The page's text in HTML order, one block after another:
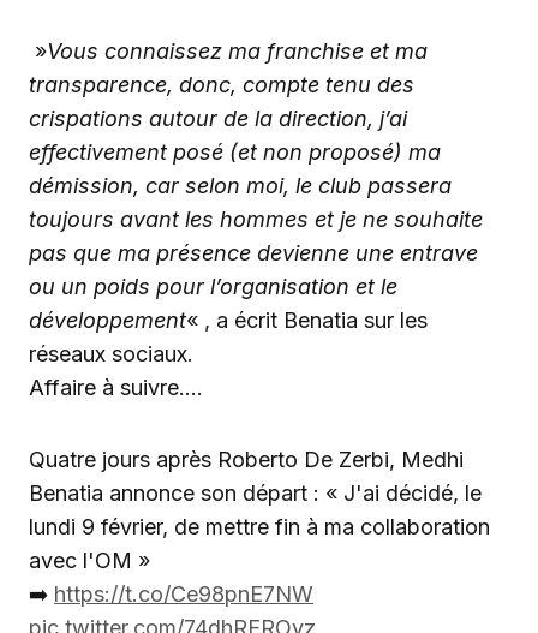
‎ »Vous connaissez ma franchise et ma
transparence, donc, compte tenu des
crispations autour de la direction, j’ai
effectivement posé (et non proposé) ma
démission, car selon moi, le club passera
toujours avant les hommes et je ne souhaite
pas que ma présence devienne une entrave
ou un poids pour l’organisation et le
développement« , a écrit Benatia sur les
réseaux sociaux.
‎Affaire à suivre….
Quatre jours après Roberto De Zerbi, Medhi
Benatia annonce son départ : « J'ai décidé, le
lundi 9 février, de mettre fin à ma collaboration
avec l'OM »
➡️ https://t.co/Ce98pnE7NW
pic.twitter.com/74dhREROvz